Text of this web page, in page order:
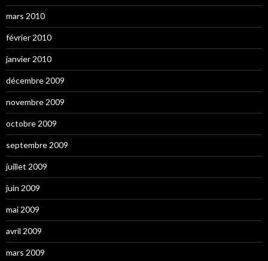
mars 2010
février 2010
janvier 2010
décembre 2009
novembre 2009
octobre 2009
septembre 2009
juillet 2009
juin 2009
mai 2009
avril 2009
mars 2009